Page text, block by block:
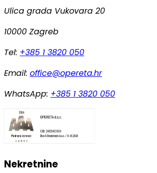
Ulica grada Vukovara 20
10000 Zagreb
Tel: +385 1 3820 050
Email: office@opereta.hr
WhatsApp: +385 1 3820 050
Nekretnine